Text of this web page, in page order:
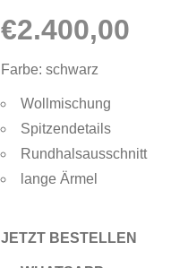
€2.400,00
Farbe: schwarz
Wollmischung
Spitzendetails
Rundhalsausschnitt
lange Ärmel
JETZT BESTELLEN